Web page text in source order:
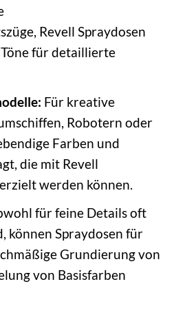
Revell Spraydosen
für detaillierte
Für kreative
Robotern oder
Farben und
die mit Revell
werden können.
für feine Details oft
können Spraydosen für
Grundierung von
von Basisfarben